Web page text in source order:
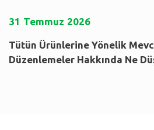
31 Temmuz 2026
Tütün Ürünlerine Yönelik
Düzenlemeler Hakkında Ne